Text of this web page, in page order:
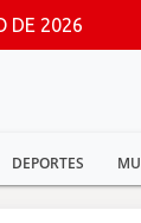
DE 2026
DEPORTES